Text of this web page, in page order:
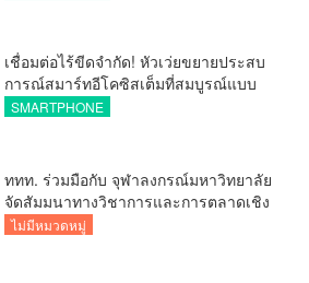
เชื่อมต่อไร้ขีดจำกัด! หัวเว่ยขยายประสบ
การณ์สมาร์ทอีโคซิสเต็มที่สมบูรณ์แบบ
ไร้รอยต่อ ครบ จบ ในที่เดียวที่ HUAWEI
SMARTPHONE
ททท. ร่วมมือกับ จุฬาลงกรณ์มหาวิทยาลัย
จัดสัมมนาทางวิชาการและการตลาดเชิง
รุกแนะเคล็ดลับปรับธุรกิจท่องเที่ยวไทย
ไม่มีหมวดหมู่